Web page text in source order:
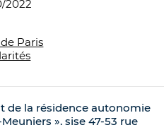
2022
Paris
de la résidence autonomie
», sise 47-53 rue